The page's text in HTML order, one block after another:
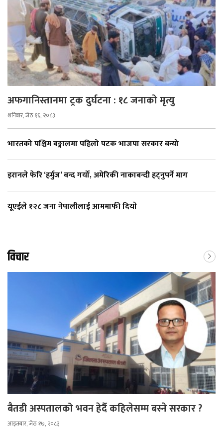
अफगानिस्तानमा ट्रक दुर्घटना : १८ जनाको मृत्यु
शनिबार, जेठ १६, २०८३
भारतको पश्चिम बङ्गालमा पहिलो पटक भाजपा सरकार बन्यो
इरानले फेरि ‘हर्मुज’ बन्द गर्यो, अमेरिकी नाकाबन्दी हट्नुपर्ने माग
यूएईले १२८ जना नेपालीलाई आममाफी दियाे
विचार
बैतडी अस्पतालको भवन हेर्दै कहिलेसम्म बस्ने सरकार ?
आइतबार, जेठ १७, २०८३